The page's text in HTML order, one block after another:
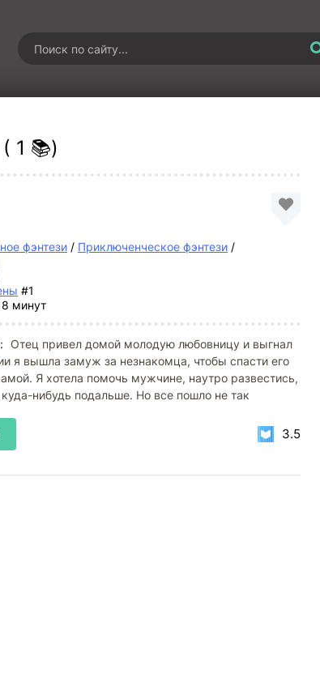
1 📚)
фэнтези / Приключенческое фэнтези /
#1
минут
Отец привел домой молодую любовницу и выгнал
я вышла замуж за незнакомца, чтобы спасти его
Я хотела помочь мужчине, наутро развестись,
куда-нибудь подальше. Но все пошло не так
3.5